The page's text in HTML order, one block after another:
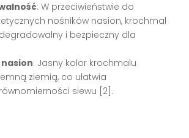
: W przeciwieństwie do
nośników nasion, krochmal
i bezpieczny dla
: Jasny kolor krochmalu
ziemią, co ułatwia
siewu [2].